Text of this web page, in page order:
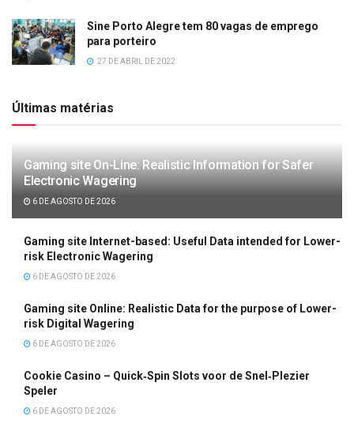
Sine Porto Alegre tem 80 vagas de emprego
para porteiro
27 DE ABRIL DE 2022
Últimas matérias
Gaming site On-Line: Realistic Information for Safer
Electronic Wagering
6 DE AGOSTO DE 2026
Gaming site Internet-based: Useful Data intended for Lower-
risk Electronic Wagering
6 DE AGOSTO DE 2026
Gaming site Online: Realistic Data for the purpose of Lower-
risk Digital Wagering
6 DE AGOSTO DE 2026
Cookie Casino – Quick‑Spin Slots voor de Snel‑Plezier
Speler
6 DE AGOSTO DE 2026